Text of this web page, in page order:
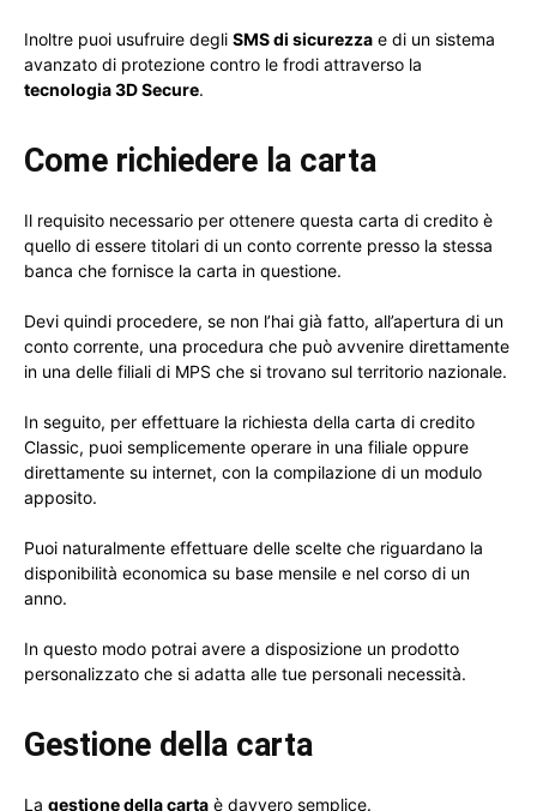
Inoltre puoi usufruire degli SMS di sicurezza e di un sistema
avanzato di protezione contro le frodi attraverso la
tecnologia 3D Secure.
Come richiedere la carta
Il requisito necessario per ottenere questa carta di credito è
quello di essere titolari di un conto corrente presso la stessa
banca che fornisce la carta in questione.
Devi quindi procedere, se non l’hai già fatto, all’apertura di un
conto corrente, una procedura che può avvenire direttamente
in una delle filiali di MPS che si trovano sul territorio nazionale.
In seguito, per effettuare la richiesta della carta di credito
Classic, puoi semplicemente operare in una filiale oppure
direttamente su internet, con la compilazione di un modulo
apposito.
Puoi naturalmente effettuare delle scelte che riguardano la
disponibilità economica su base mensile e nel corso di un
anno.
In questo modo potrai avere a disposizione un prodotto
personalizzato che si adatta alle tue personali necessità.
Gestione della carta
La gestione della carta è davvero semplice.